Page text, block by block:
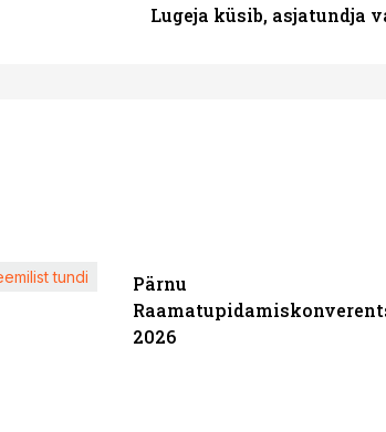
Lugeja küsib, asjatundja
tundi
Pärnu
2026